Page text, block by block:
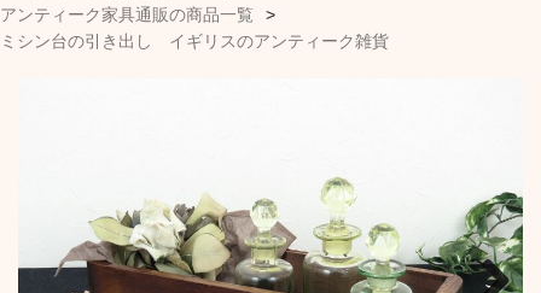
アンティーク家具通販の商品一覧
>
ミシン台の引き出し イギリスのアンティーク雑貨